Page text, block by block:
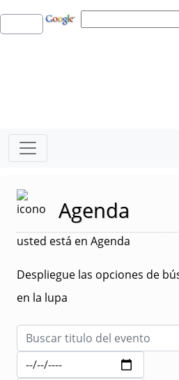
Agenda
usted está en Agenda
Despliegue las opciones de
en la lupa